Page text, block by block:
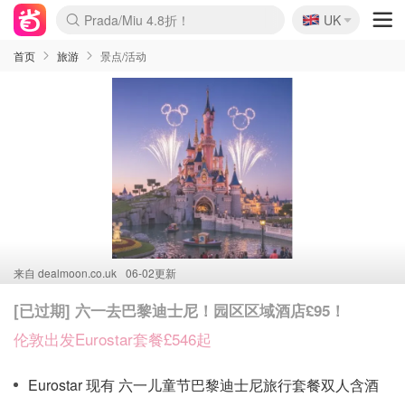
麦卢卡蜂蜜夏促！个位数！
Prada/Miu 4.8折！
啥？必胜客披萨5折！
🇬🇧
UK
首页 旅游 景点/活动
来自 dealmoon.co.uk 06-02更新
[已过期] 六一去巴黎迪士尼！园区区域酒店£95！
伦敦出发Eurostar套餐£546起
Eurostar 现有 六一儿童节巴黎迪士尼旅行套餐双人含酒